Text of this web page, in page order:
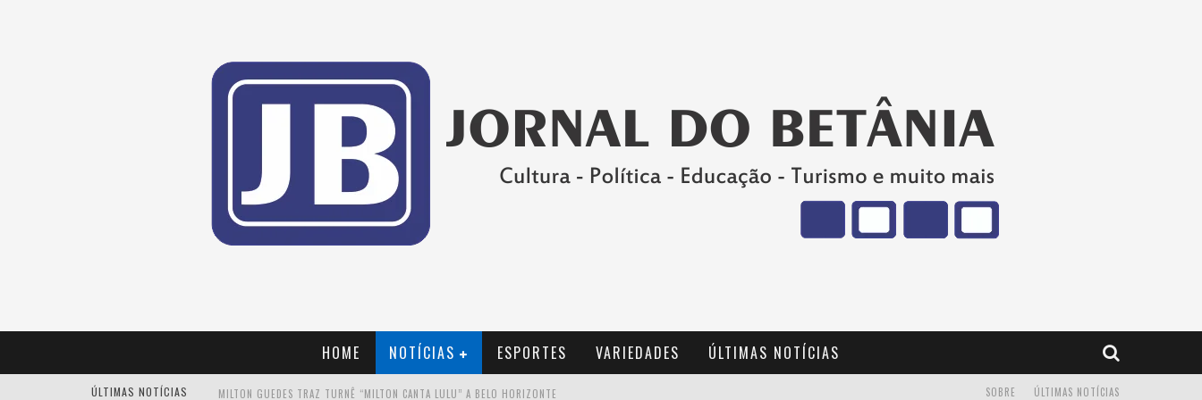
HOME NOTÍCIAS ESPORTES VARIEDADES ÚLTIMAS NOTÍCIAS
ÚLTIMAS NOTÍCIAS MILTON GUEDES TRAZ TURNÊ “MILTON CANTA LULU” A BELO HORIZONTE ÚLTIMAS NOTÍCIAS
SOBRE